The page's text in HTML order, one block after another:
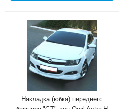
Накладка (юбка) переднего